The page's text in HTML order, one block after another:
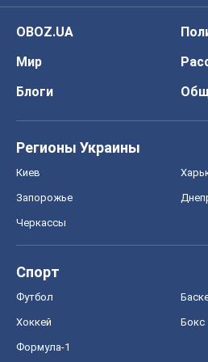
OBOZ.UA
Мир
Блоги
Регионы Украины
Киев
Запорожье
Черкассы
Спорт
Футбол
Хоккей Бокс
Формула-1